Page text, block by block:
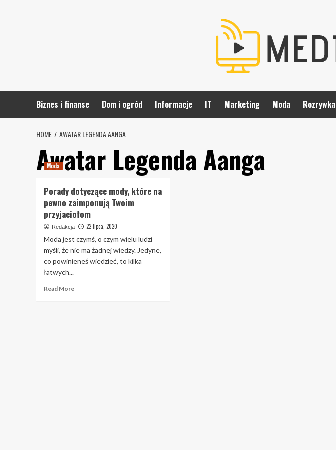
Biznes i finanse Dom i ogród Informacje IT Marketing Moda Rozrywka
HOME AWATAR LEGENDA AANGA
Awatar Legenda Aanga
Moda
Porady dotyczące mody, które na
pewno zaimponują Twoim
przyjaciołom
Redakcja 22 lipca, 2020
Moda jest czymś, o czym wielu ludzi
myśli, że nie ma żadnej wiedzy. Jedyne,
co powinieneś wiedzieć, to kilka
łatwych...
Read MoreRead